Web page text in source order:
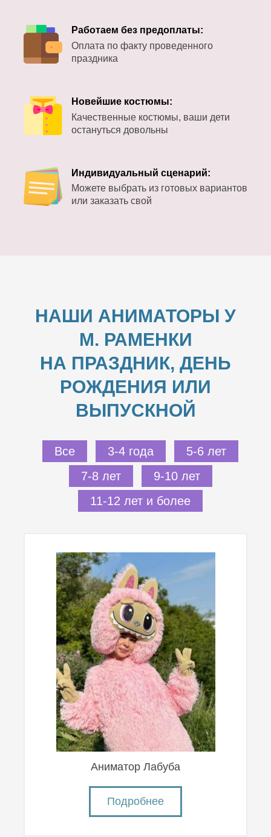
Работаем без предоплаты:
Оплата по факту проведенного
праздника
Новейшие костюмы:
Качественные костюмы, ваши дети
остануться довольны
Индивидуальный сценарий:
Можете выбрать из готовых вариантов
или заказать свой
НАШИ АНИМАТОРЫ У
М. РАМЕНКИ
НА ПРАЗДНИК, ДЕНЬ
РОЖДЕНИЯ ИЛИ
ВЫПУСКНОЙ
Все 3-4 года
5-6 лет
7-8 лет
9-10 лет
11-12 лет и более
Аниматор Лабуба
Подробнее